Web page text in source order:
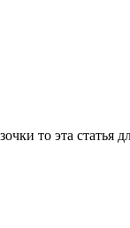
то эта статья